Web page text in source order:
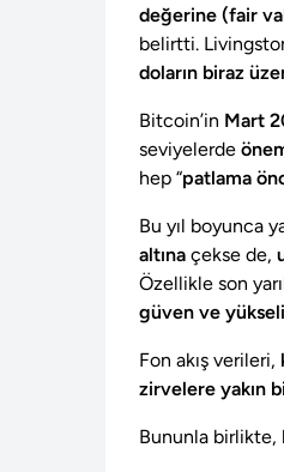
değerine (fair
belirtti.
doların biraz
Bitcoin’in Mart
seviyelerde
hep “patlama
Bu yıl boyunca
altına çekse de,
Özellikle son
güven ve
Fon akış verileri,
zirvelere yakın
Bununla birlikte,